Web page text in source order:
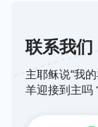
联系我们
主耶稣说“我
羊迎接到主吗